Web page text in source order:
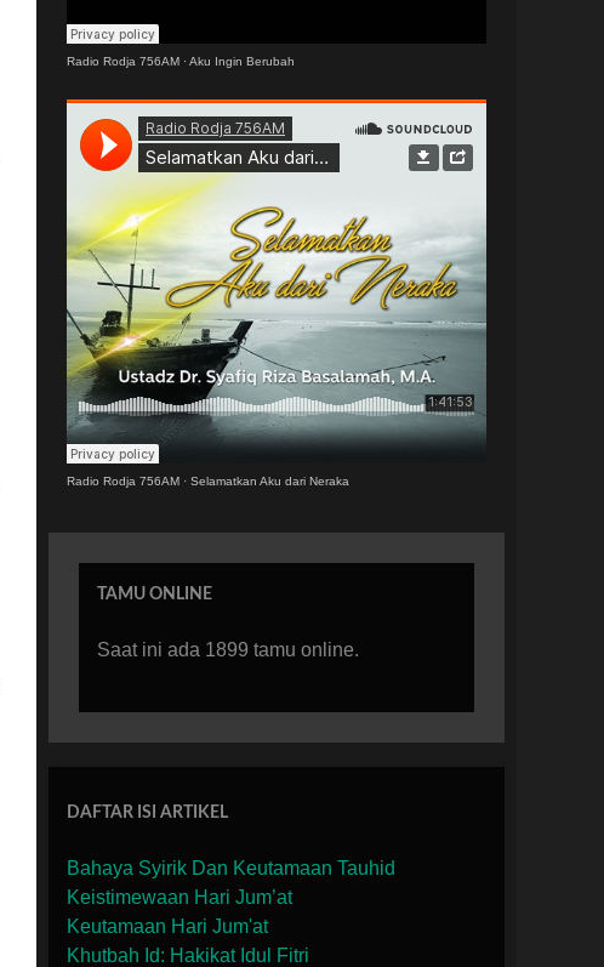
Radio Rodja 756AM ·Aku Ingin Berubah
Radio Rodja 756AM · Selamatkan Aku dari Neraka
TAMU ONLINE
Saat ini ada 1899 tamu online.
DAFTAR ISI ARTIKEL
Bahaya Syirik Dan Keutamaan Tauhid
Keistimewaan Hari Jum’at
Keutamaan Hari Jum'at
Khutbah Id: Hakikat Idul Fitri